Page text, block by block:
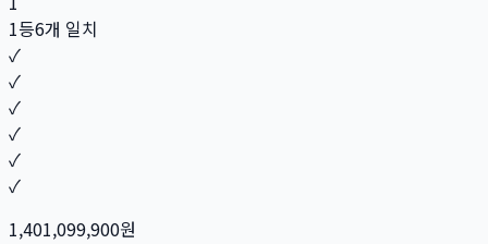
1등6개 일치
✓
✓
✓
✓
✓
✓
1,401,099,900원